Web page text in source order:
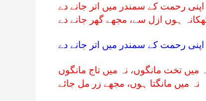
اپنی رحمت کے سمندر میں اتر جانے دے
ہوں ازل سے، مجھے گھر جانے دے
اپنی رحمت کے سمندر میں اتر جانے دے
میں تخت مانگوں، نہ میں تاج مانگوں
نہ میں مانگتا ہوں، مجھے زر مل جائے